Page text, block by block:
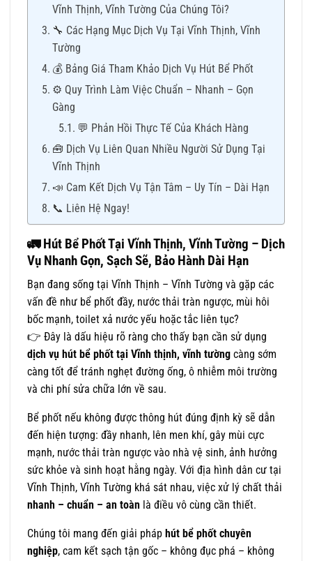
Vĩnh Thịnh, Vĩnh Tường Của Chúng Tôi?
🔧 Các Hạng Mục Dịch Vụ Tại Vĩnh Thịnh, Vĩnh
Tường
💰 Bảng Giá Tham Khảo Dịch Vụ Hút Bể Phốt
⚙️ Quy Trình Làm Việc Chuẩn – Nhanh – Gọn
Gàng
💬 Phản Hồi Thực Tế Của Khách Hàng
🧰 Dịch Vụ Liên Quan Nhiều Người Sử Dụng Tại
Vĩnh Thịnh
📣 Cam Kết Dịch Vụ Tận Tâm – Uy Tín – Dài Hạn
📞 Liên Hệ Ngay!
🚛 Hút Bể Phốt Tại Vĩnh Thịnh, Vĩnh Tường – Dịch
Vụ Nhanh Gọn, Sạch Sẽ, Bảo Hành Dài Hạn
Bạn đang sống tại Vĩnh Thịnh – Vĩnh Tường và gặp các
vấn đề như bể phốt đầy, nước thải tràn ngược, mùi hôi
bốc mạnh, toilet xả nước yếu hoặc tắc liên tục?
👉 Đây là dấu hiệu rõ ràng cho thấy bạn cần sử dụng
dịch vụ hút bể phốt tại Vĩnh thịnh, vĩnh tường càng sớm
càng tốt để tránh nghẹt đường ống, ô nhiễm môi trường
và chi phí sửa chữa lớn về sau.
Bể phốt nếu không được thông hút đúng định kỳ sẽ dẫn
đến hiện tượng: đầy nhanh, lên men khí, gây mùi cực
mạnh, nước thải tràn ngược vào nhà vệ sinh, ảnh hưởng
sức khỏe và sinh hoạt hằng ngày. Với địa hình dân cư tại
Vĩnh Thịnh, Vĩnh Tường khá sát nhau, việc xử lý chất thải
nhanh – chuẩn – an toàn là điều vô cùng cần thiết.
Chúng tôi mang đến giải pháp hút bể phốt chuyên
nghiệp, cam kết sạch tận gốc – không đục phá – không